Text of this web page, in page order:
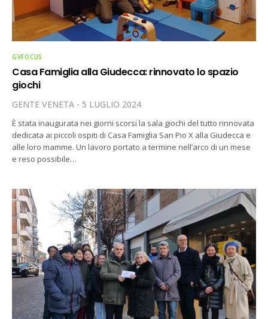
GVFOCUS
Casa Famiglia alla Giudecca: rinnovato lo spazio
giochi
GENTE VENETA 5 LUGLIO 2024
È stata inaugurata nei giorni scorsi la sala giochi del tutto rinnovata
dedicata ai piccoli ospiti di Casa Famiglia San Pio X alla Giudecca e
alle loro mamme. Un lavoro portato a termine nell’arco di un mese
e reso possibile…